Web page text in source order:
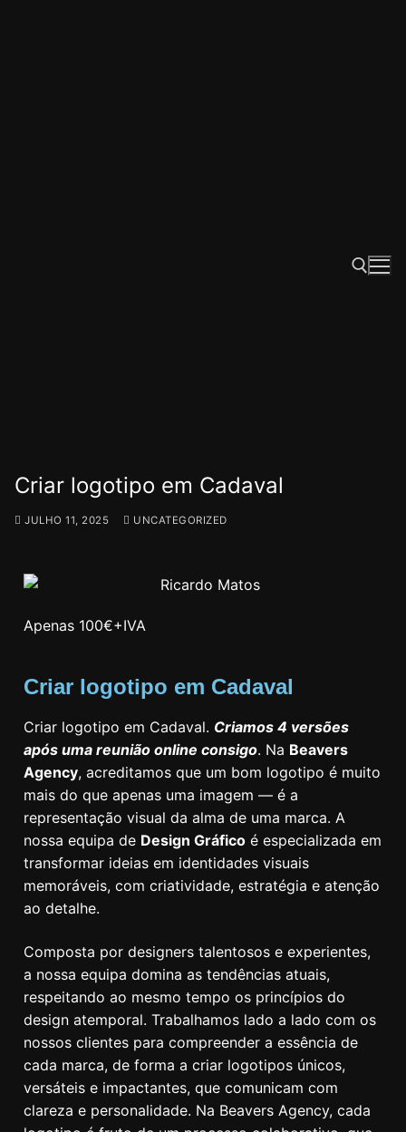
Criar logotipo em Cadaval
JULHO 11, 2025 UNCATEGORIZED
Apenas 100€+IVA
Criar logotipo em Cadaval
Criar logotipo em Cadaval. Criamos 4 versões
após uma reunião online consigo. Na Beavers
Agency, acreditamos que um bom logotipo é muito
mais do que apenas uma imagem — é a
representação visual da alma de uma marca. A
nossa equipa de Design Gráfico é especializada em
transformar ideias em identidades visuais
memoráveis, com criatividade, estratégia e atenção
ao detalhe.
Composta por designers talentosos e experientes,
a nossa equipa domina as tendências atuais,
respeitando ao mesmo tempo os princípios do
design atemporal. Trabalhamos lado a lado com os
nossos clientes para compreender a essência de
cada marca, de forma a criar logotipos únicos,
versáteis e impactantes, que comunicam com
clareza e personalidade. Na Beavers Agency, cada